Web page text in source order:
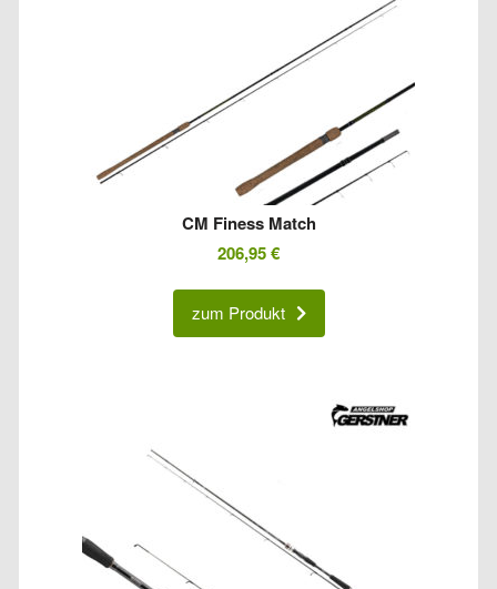
CM Finess Match
206,95€
zum Produkt